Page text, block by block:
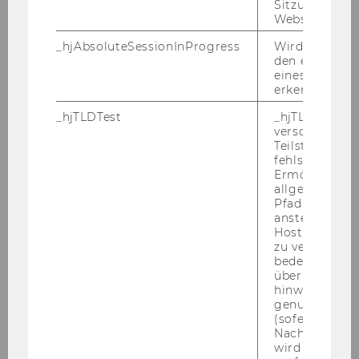
Or­ga­ni­sa­ti­ons­struk­tu­ren, Fle­xi­bi­li­tät, hohe Ei­
gen­in­itia­ti­ve, si­che­res Auf­tre­ten, Team­fä­hig­keit,
gutes kon­zep­tio­nel­les Denk­ver­mö­gen und
Organisations-​und Ko­or­di­na­ti­ons­ge­schick
Bitte be­wer­ben Sie sich auf un­se­rer Home­page
Ende der Bewerbungsfrist: 25. Juli 2012
Sitzungslimit
Website
_hjAbsoluteSessionInProgress
Wird
den ersten
eines
erkennen.
_hjTLDTest
_hjTLDTest-
verschiedene
Teilstrings,
fehlschlägt.
Ermöglicht,
Pfad zu
anstelle des
Hostnamens
zu
bedeutet,
über
hinweg
genutzt
(sofern
Nach dieser
wird das